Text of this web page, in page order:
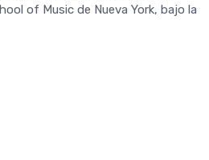
of Music de Nueva York, bajo la